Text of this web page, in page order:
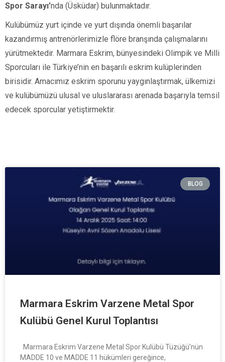
Spor Sarayı’nda (Üsküdar) bulunmaktadır.
Kulübümüz yurt içinde ve yurt dışında önemli başarılar
kazandırmış antrenörlerimizle flöre branşında çalışmalarını
yürütmektedir. Marmara Eskrim, bünyesindeki Olimpik ve Milli
Sporcuları ile Türkiye’nin en başarılı eskrim kulüplerinden
birisidir. Amacımız eskrim sporunu yaygınlaştırmak, ülkemizi
ve kulübümüzü ulusal ve uluslararası arenada başarıyla temsil
edecek sporcular yetiştirmektir.
BLOG
Marmara Eskrim Varzene Metal Spor
Kulübü Genel Kurul Toplantısı
Marmara Eskrim Varzene Metal Spor Kulübü Tüzüğü’nün
MADDE 10 ve MADDE 11 hükümleri gereğince,